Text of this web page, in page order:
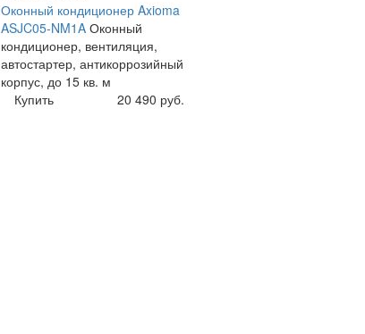
Оконный кондиционер Axioma
ASJC05-NM1A Оконный
кондиционер, вентиляция,
автостартер, антикоррозийный
корпус, до 15 кв. м
Купить
20 490 руб.